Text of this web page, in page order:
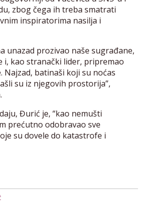
zbog čega ih treba smatrati
inspiratorima nasilja i
unazad prozivao naše sugrađane,
kao stranački lider, pripremao
Najzad, batinaši koji su noćas
su iz njegovih prostorija”,
Đurić je, “kao nemušti
prećutno odobravao sve
su dovele do katastrofe i